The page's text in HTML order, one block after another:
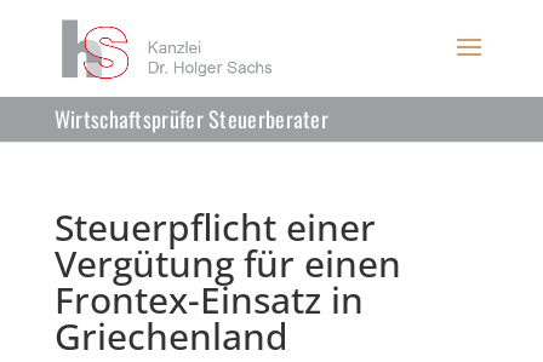
Wirtschaftsprüfer Steuerberater
Steuerpflicht einer
Vergütung für einen
Frontex-Einsatz in
Griechenland